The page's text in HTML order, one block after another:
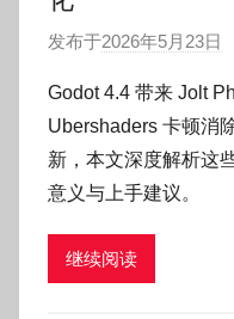
发布于2026年5月23日
k
Godot 4.4 带来 Jolt
Ubershaders 卡顿消
新，本文深度解析这
意义与上手建议。
继续阅读